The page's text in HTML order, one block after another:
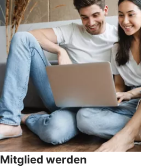
Mitglied werden